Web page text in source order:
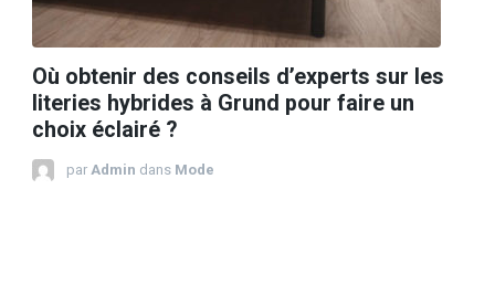
Où obtenir des conseils d’experts sur les
literies hybrides à Grund pour faire un
choix éclairé ?
par Admin dans Mode